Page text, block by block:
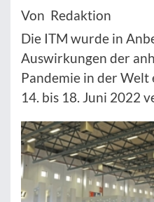
Von Redaktion
Die ITM wurde in
Auswirkungen der
Pandemie in der
14. bis 18. Juni 2022